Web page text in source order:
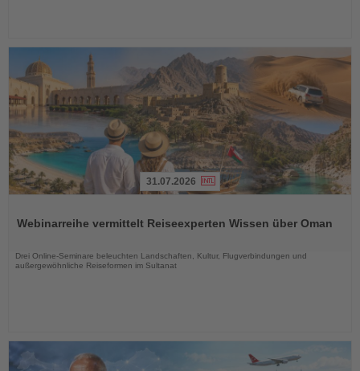
die
31.07.2026
Webinarreihe vermittelt Reiseexperten Wissen über Oman
Drei Online-Seminare beleuchten Landschaften, Kultur, Flugverbindungen und
außergewöhnliche Reiseformen im Sultanat